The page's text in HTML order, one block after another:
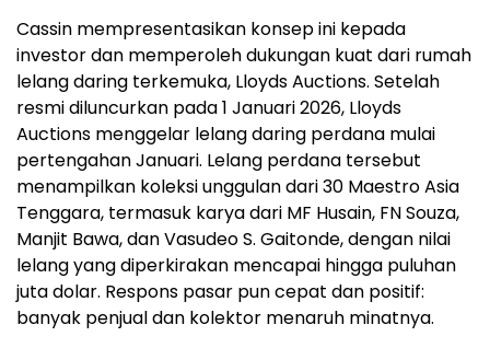
Cassin mempresentasikan konsep ini kepada
investor dan memperoleh dukungan kuat dari rumah
lelang daring terkemuka, Lloyds Auctions. Setelah
resmi diluncurkan pada 1 Januari 2026, Lloyds
Auctions menggelar lelang daring perdana mulai
pertengahan Januari. Lelang perdana tersebut
menampilkan koleksi unggulan dari 30 Maestro Asia
Tenggara, termasuk karya dari MF Husain, FN Souza,
Manjit Bawa, dan Vasudeo S. Gaitonde, dengan nilai
lelang yang diperkirakan mencapai hingga puluhan
juta dolar. Respons pasar pun cepat dan positif:
banyak penjual dan kolektor menaruh minatnya.